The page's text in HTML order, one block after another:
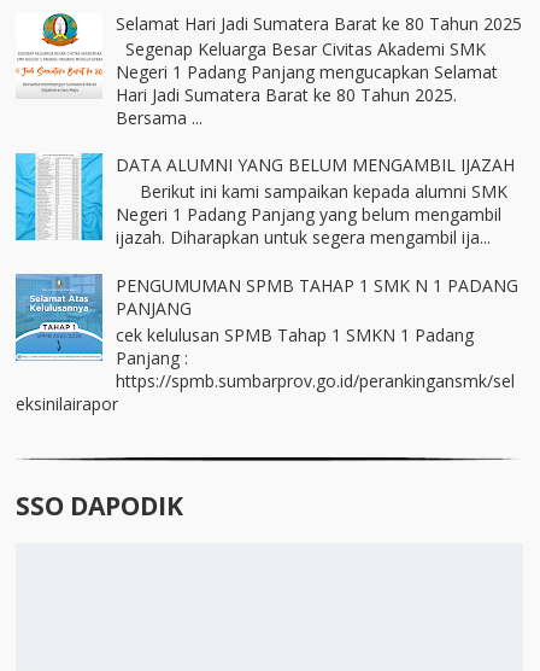
Selamat Hari Jadi Sumatera Barat ke 80 Tahun 2025
Segenap Keluarga Besar Civitas Akademi SMK
Negeri 1 Padang Panjang mengucapkan Selamat
Hari Jadi Sumatera Barat ke 80 Tahun 2025.
Bersama ...
DATA ALUMNI YANG BELUM MENGAMBIL IJAZAH
Berikut ini kami sampaikan kepada alumni SMK
Negeri 1 Padang Panjang yang belum mengambil
ijazah. Diharapkan untuk segera mengambil ija...
PENGUMUMAN SPMB TAHAP 1 SMK N 1 PADANG
PANJANG
cek kelulusan SPMB Tahap 1 SMKN 1 Padang
Panjang :
https://spmb.sumbarprov.go.id/perankingansmk/sel
eksinilairapor
SSO DAPODIK